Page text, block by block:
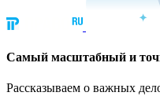
Cамый масштабный и
Рассказываем о важных